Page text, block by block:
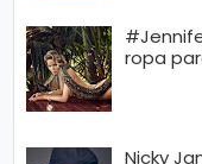
ropa
Nicky